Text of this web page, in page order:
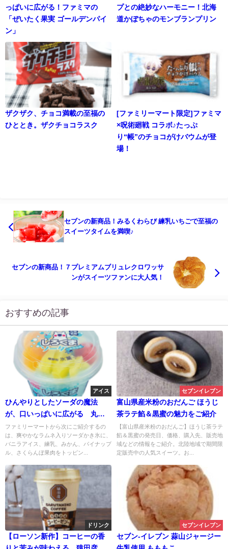
っぱいに広がる！ファミマの
「ぜいたく果実 ゴールデンパイ
ン」
プとの絶妙なハーモニー！北海
道かぼちゃのモンブランプリン
ザクザク、チョコ満載の至福の
ひととき。ザクチョコラスク
[ファミリーマート限定]ファミマ
×呪術廻戦 コラボ♪たっぷ
り“帳”のチョコがけバウムが登
場！
セブンの新商品！みるくわらび 練乳いちごで至福の
スイーツタイムを満喫♪
セブンの新商品！７プレミアムブリュレクロワッサ
ンがスイーツファンに大人気！
おすすめの記事
アイス
ひんやりとしたソーダの魔法
が、口いっぱいに広がる 丸永
製菓 しろくまソーダ
ファミリーマートから次にご紹介するの
は、爽やかなラムネ入りソーダかき氷に、
バニラアイス、練乳、みかん、パイナップ
ル、さくらんぼ果肉をトッピン...
セブンイレブン
富山県産米粉のおだんご ほうじ
茶ラテ餡＆黒蜜の魅力をご紹介
【富山県産米粉のおだんご】ほうじ茶ラテ
餡＆黒蜜の発売日、価格、購入先、販売地
域などの情報をご紹介。北陸地域で期間限
定販売中の人気スイーツ。お...
ドリンク
【ローソン新作】コーヒーの香
セブンイレブン
セブン-イレブン 蒜山ジャージー